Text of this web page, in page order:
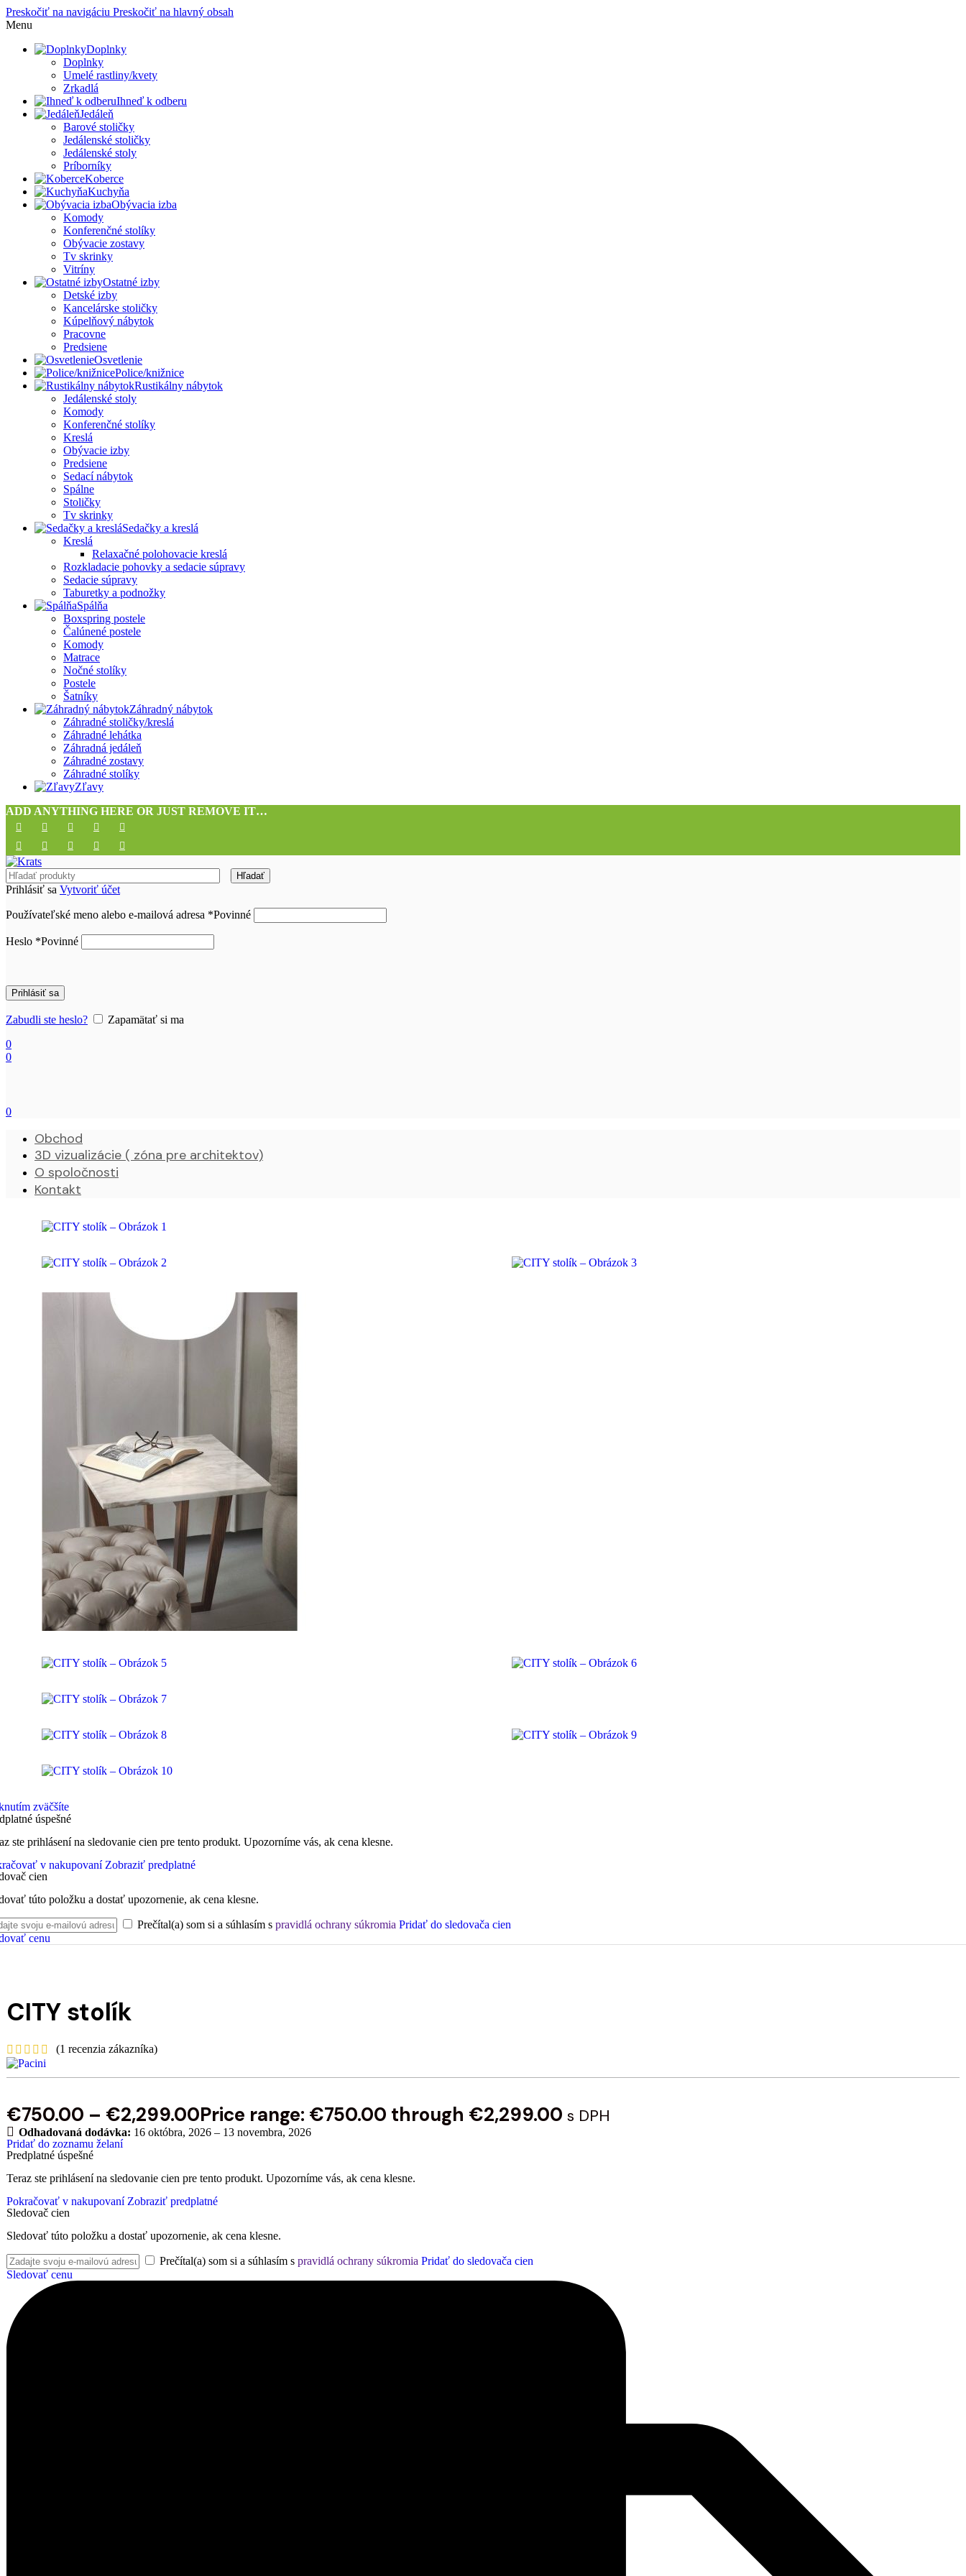
Preskočiť na navigáciu Preskočiť na hlavný obsah
Menu
Doplnky
Doplnky
Umelé rastliny/kvety
Zrkadlá
Ihneď k odberu
Jedáleň
Barové stoličky
Jedálenské stoličky
Jedálenské stoly
Príborníky
Koberce
Kuchyňa
Obývacia izba
Komody
Konferenčné stolíky
Obývacie zostavy
Tv skrinky
Vitríny
Ostatné izby
Detské izby
Kancelárske stoličky
Kúpelňový nábytok
Pracovne
Predsiene
Osvetlenie
Police/knižnice
Rustikálny nábytok
Jedálenské stoly
Komody
Konferenčné stolíky
Kreslá
Obývacie izby
Predsiene
Sedací nábytok
Spálne
Stoličky
Tv skrinky
Sedačky a kreslá
Kreslá
Relaxačné polohovacie kreslá
Rozkladacie pohovky a sedacie súpravy
Sedacie súpravy
Taburetky a podnožky
Spálňa
Boxspring postele
Čalúnené postele
Komody
Matrace
Nočné stolíky
Postele
Šatníky
Záhradný nábytok
Záhradné stoličky/kreslá
Záhradné lehátka
Záhradná jedáleň
Záhradné zostavy
Záhradné stolíky
Zľavy
ADD ANYTHING HERE OR JUST REMOVE IT…
Hľadať
Prihlásiť sa Vytvoriť účet
Používateľské meno alebo e-mailová adresa *Povinné
Heslo *Povinné
Prihlásiť sa
Zabudli ste heslo?
Zapamätať si ma
0
0
0
Obchod
3D vizualizácie ( zóna pre architektov)
O spoločnosti
Kontakt
zväčšíte
úspešné
ste prihlásení na sledovanie cien pre tento produkt. Upozorníme vás, ak cena klesne.
v nakupovaní Zobraziť predplatné
cien
túto položku a dostať upozornenie, ak cena klesne.
Prečítal(a) som si a súhlasím s pravidlá ochrany súkromia Pridať do sledovača cien
cenu
CITY stolík
(1 recenzia zákazníka)
€750.00 – €2,299.00Price range: €750.00 through €2,299.00 s DPH
Odhadovaná dodávka: 16 októbra, 2026 – 13 novembra, 2026
Pridať do zoznamu želaní
Predplatné úspešné
Teraz ste prihlásení na sledovanie cien pre tento produkt. Upozorníme vás, ak cena klesne.
Pokračovať v nakupovaní Zobraziť predplatné
Sledovač cien
Sledovať túto položku a dostať upozornenie, ak cena klesne.
Prečítal(a) som si a súhlasím s pravidlá ochrany súkromia Pridať do sledovača cien
Sledovať cenu